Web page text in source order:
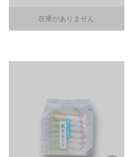
在庫がありません